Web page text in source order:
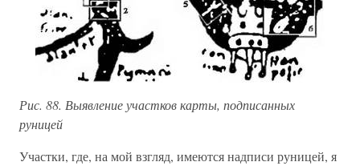
Рис. 88. Выявление участков карты, подписанных
руницей
Участки, где, на мой взгляд, имеются надписи руницей, я